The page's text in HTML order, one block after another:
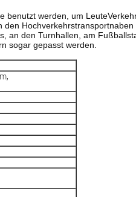
werden, um
an den Turnhallen, am
sogar gepasst werden.